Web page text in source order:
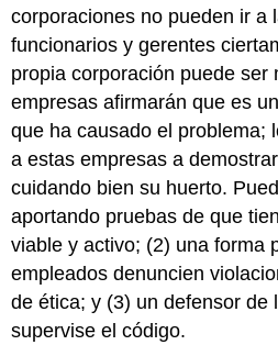
corporaciones no pueden ir a
funcionarios y gerentes
propia corporación puede ser
empresas afirmarán que es
que ha causado el problema;
a estas empresas a
cuidando bien su huerto.
aportando pruebas de que
viable y activo; (2) una forma
empleados denuncien
de ética; y (3) un defensor de
supervise el código.